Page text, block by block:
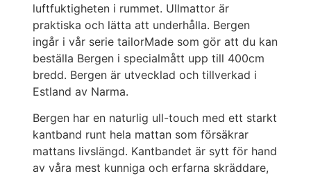
luftfuktigheten i rummet. Ullmattor är
praktiska och lätta att underhålla. Bergen
ingår i vår serie tailorMade som gör att du kan
beställa Bergen i specialmått upp till 400cm
bredd. Bergen är utvecklad och tillverkad i
Estland av Narma.
Bergen har en naturlig ull-touch med ett starkt
kantband runt hela mattan som försäkrar
mattans livslängd. Kantbandet är sytt för hand
av våra mest kunniga och erfarna skräddare,